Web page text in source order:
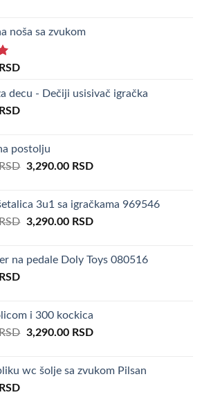
noša sa zvukom
RSD
decu - Dečiji usisivač igračka
RSD
postolju
Original
4,000.00 RSD.
3,290.00 RSDCurrent
3,290.00 RSD.
3u1 sa igračkama 969546
Original
4,500.00 RSD.
3,290.00 RSDCurrent
3,290.00 RSD.
na pedale Doly Toys 080516
RSD
i 300 kockica
Original
4,000.00 RSD.
3,290.00 RSDCurrent
3,290.00 RSD.
wc šolje sa zvukom Pilsan
RSD